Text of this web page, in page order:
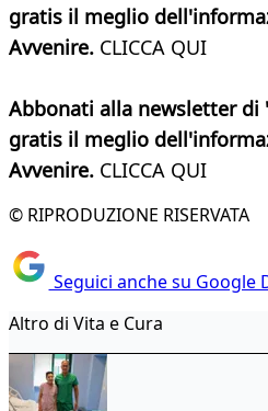
gratis il meglio
Avvenire. CLICCA QUI
Abbonati alla newsletter di
gratis il meglio
Avvenire. CLICCA QUI
© RIPRODUZIONE RISERVATA
Seguici anche su Google
Altro di Vita e Cura